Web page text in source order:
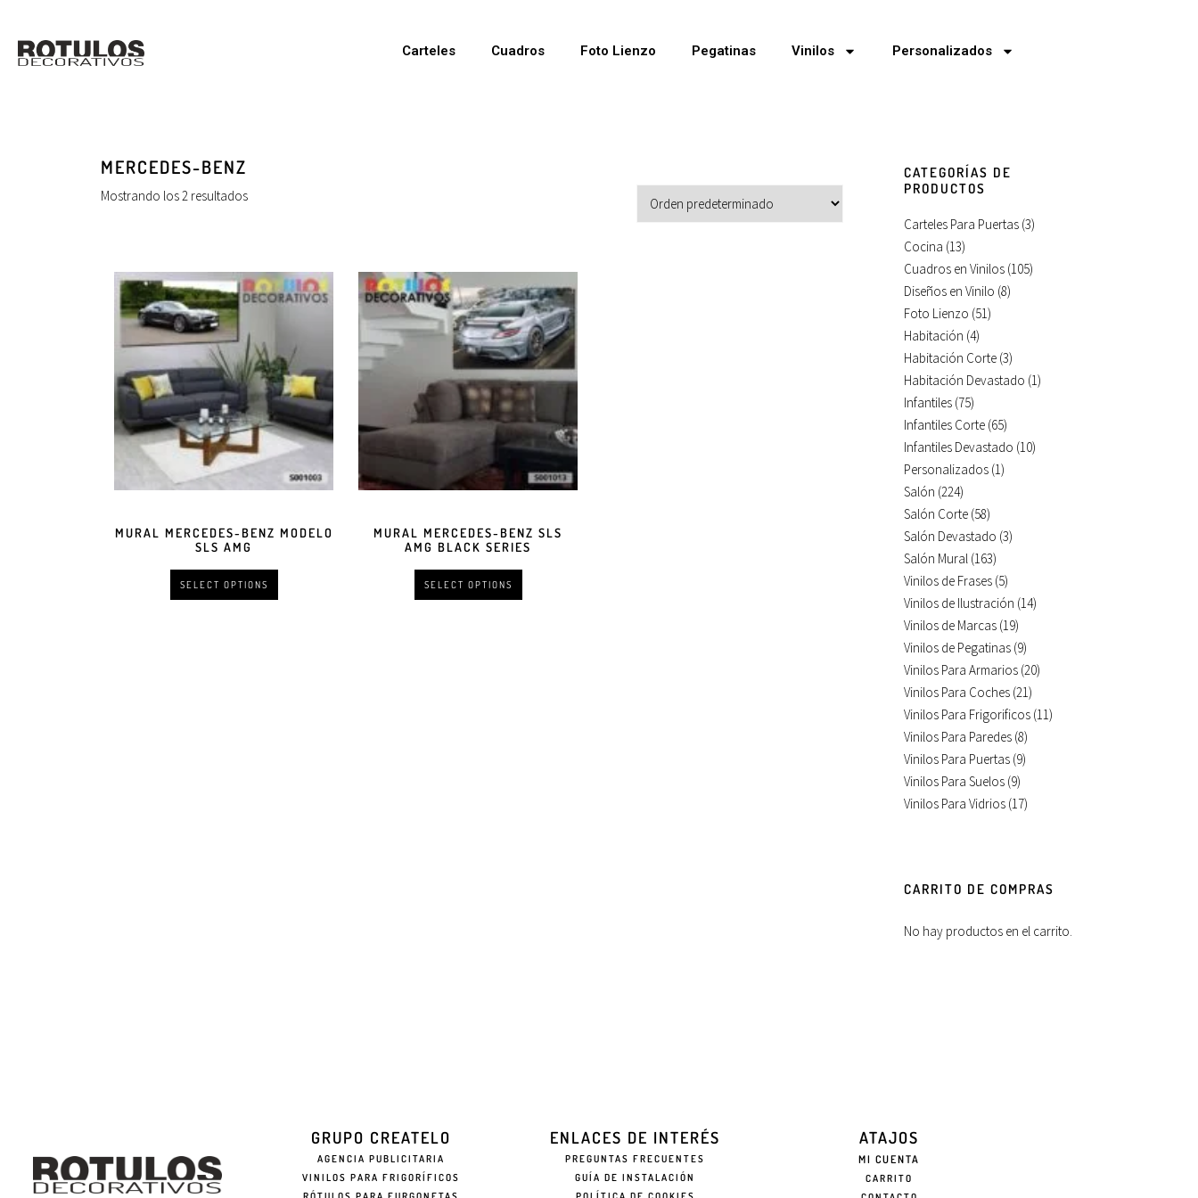
Carteles Cuadros Foto Lienzo Pegatinas Vinilos Personalizados
MERCEDES-BENZ
Mostrando los 2 resultados
MURAL MERCEDES-BENZ MODELO
SLS AMG
SELECT OPTIONS
MURAL MERCEDES-BENZ SLS
AMG BLACK SERIES
SELECT OPTIONS
CATEGORÍAS DE
PRODUCTOS
Carteles Para Puertas (3)
Cocina (13)
Cuadros en Vinilos (105)
Diseños en Vinilo (8)
Foto Lienzo (51)
Habitación (4)
Habitación Corte (3)
Habitación Devastado (1)
Infantiles (75)
Infantiles Corte (65)
Infantiles Devastado (10)
Personalizados (1)
Salón (224)
Salón Corte (58)
Salón Devastado (3)
Salón Mural (163)
Vinilos de Frases (5)
Vinilos de Ilustración (14)
Vinilos de Marcas (19)
Vinilos de Pegatinas (9)
Vinilos Para Armarios (20)
Vinilos Para Coches (21)
Vinilos Para Frigorificos (11)
Vinilos Para Paredes (8)
Vinilos Para Puertas (9)
Vinilos Para Suelos (9)
Vinilos Para Vidrios (17)
CARRITO DE COMPRAS
No hay productos en el carrito.
GRUPO CREATELO
AGENCIA PUBLICITARIA
VINILOS PARA FRIGORÍFICOS
ENLACES DE INTERÉS
PREGUNTAS FRECUENTES
GUÍA DE INSTALACIÓN
ATAJOS
MI CUENTA
CARRITO